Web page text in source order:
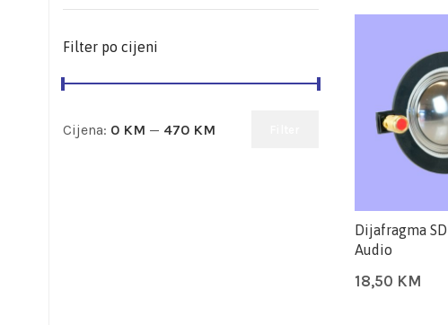
Filter po cijeni
Cijena: 0 KM — 470 KM
Dijafragma
Audio
18,50 KM